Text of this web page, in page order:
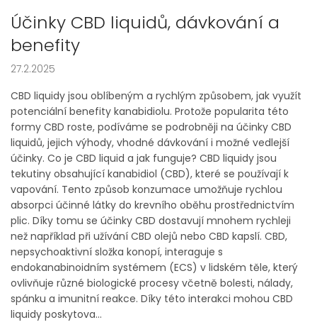
Účinky CBD liquidů, dávkování a
benefity
27.2.2025
CBD liquidy jsou oblíbeným a rychlým způsobem, jak využít
potenciální benefity kanabidiolu. Protože popularita této
formy CBD roste, podíváme se podrobněji na účinky CBD
liquidů, jejich výhody, vhodné dávkování i možné vedlejší
účinky. Co je CBD liquid a jak funguje? CBD liquidy jsou
tekutiny obsahující kanabidiol (CBD), které se používají k
vapování. Tento způsob konzumace umožňuje rychlou
absorpci účinné látky do krevního oběhu prostřednictvím
plic. Díky tomu se účinky CBD dostavují mnohem rychleji
než například při užívání CBD olejů nebo CBD kapslí. CBD,
nepsychoaktivní složka konopí, interaguje s
endokanabinoidním systémem (ECS) v lidském těle, který
ovlivňuje různé biologické procesy včetně bolesti, nálady,
spánku a imunitní reakce. Díky této interakci mohou CBD
liquidy poskytova...